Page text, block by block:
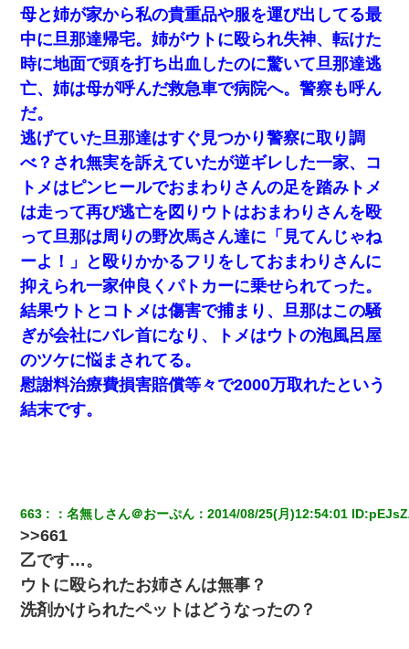
【衝撃】婚約者「兄と結婚はするけど嫁入りするわけじゃない。
お互い干渉はしないようにしましょう」→ その後に結納金の話を
したので、母が・・・
私が遺産を相続。→それを知った義両親が「旅行代金を出せ！」
「リフォーム費用を負担しろ！」「金の管理は私達がする！」と
浅ましくも集りにきた。
【考察】兄嫁急死の1年後、兄が引越すというので手伝いに行った
ら下着が入った引き出しの奥にとんでもないモノを見つけた
嫁が弁護士を連れてきて「悪いと思うなら慰謝料を払って離婚し
ろ」→ 俺「完全に恐喝になってますね」「お前、これが詐欺だっ
て知ってる？」
上司「何なの、この書類！！」私「あの‥」上司「今は私が話し
てるの！」私「ですから」上司「黙って聞きなさい！」私「それ
は」上司「言い訳しない！」→結果ｗｗｗｗｗ
10年ほど前、息子がまだ年中だった時に離婚したんだけど、一昨
年の暮れに突然息子が職場を訪ねてきた。
全く親しくないママ友Aから突然「飲み会しよう」と誘われたがお
断りした。後日Aの企みを知ってゾッとするやら腹立つやら！
小学生の妹が20代の弟とチューしてるのに、見て見ぬふりの親を
母と姉が家から私の貴重品や服を運び出してる最
中に旦那達帰宅。姉がウトに殴られ失神、転けた
時に地面で頭を打ち出血したのに驚いて旦那達逃
亡、姉は母が呼んだ救急車で病院へ。警察も呼ん
だ。
逃げていた旦那達はすぐ見つかり警察に取り調
べ？され無実を訴えていたが逆ギレした一家、コ
トメはピンヒールでおまわりさんの足を踏みトメ
は走って再び逃亡を図りウトはおまわりさんを殴
って旦那は周りの野次馬さん達に「見てんじゃね
ーよ！」と殴りかかるフリをしておまわりさんに
抑えられ一家仲良くパトカーに乗せられてった。
結果ウトとコトメは傷害で捕まり、旦那はこの騒
ぎが会社にバレ首になり、トメはウトの泡風呂屋
のツケに悩まされてる。
慰謝料治療費損害賠償等々で2000万取れたという
結末です。
663 ：名無しさん＠おーぷん ：2014/08/25(月)12:54:01 ID:
>>661
乙です…。
ウトに殴られたお姉さんは無事？
洗剤かけられたペットはどうなったの？